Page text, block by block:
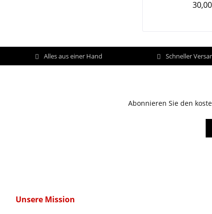
Alles aus einer Hand Schneller
Abonnieren Sie den
Unsere Mission